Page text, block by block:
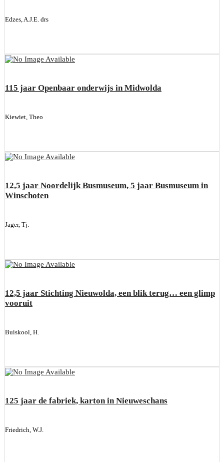
Edzes, A.J.E. drs
115 jaar Openbaar onderwijs in Midwolda
Kiewiet, Theo
12,5 jaar Noordelijk Busmuseum, 5 jaar Busmuseum in
Winschoten
Jager, Tj.
12,5 jaar Stichting Nieuwolda, een blik terug… een glimp
vooruit
Buiskool, H.
125 jaar de fabriek, karton in Nieuweschans
Friedrich, W.J.